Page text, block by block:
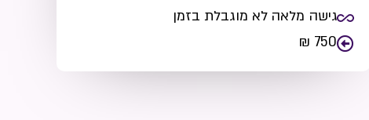
גישה מלאה לא מוגבלת בזמן
750 ₪